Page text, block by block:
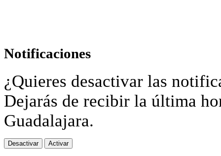
Notificaciones
¿Quieres desactivar las
Dejarás de recibir la última
Guadalajara.
Desactivar Activar